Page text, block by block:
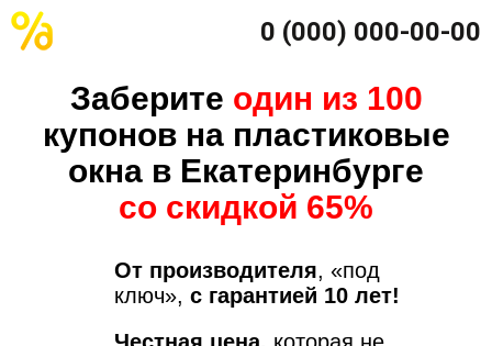
0 (000) 000-00-00
Заберите один из 100
купонов на пластиковые
окна в Екатеринбурге
со скидкой 65%
От производителя, «под
ключ», с гарантией 10 лет!